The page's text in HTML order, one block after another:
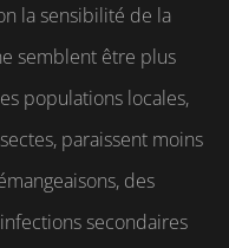
la sensibilité de la
semblent être plus
populations locales,
paraissent moins
des
secondaires